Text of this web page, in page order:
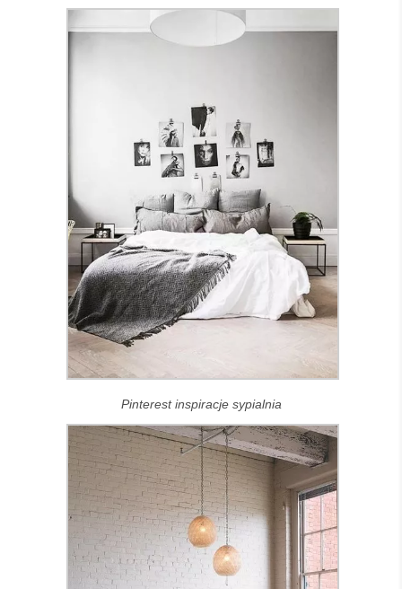
Pinterest inspiracje sypialnia